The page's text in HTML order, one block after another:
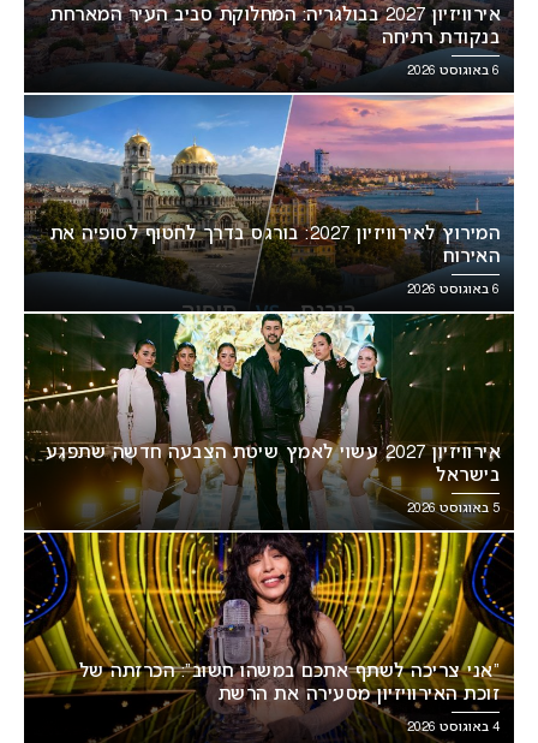
אירוויזיון 2027 בבולגריה: המחלוקת סביב העיר המארחת
בנקודת רתיחה
6 באוגוסט 2026
המירוץ לאירוויזיון 2027: בורגס בדרך לחטוף לסופיה את
האירוח
6 באוגוסט 2026
אירוויזיון 2027 עשוי לאמץ שיטת הצבעה חדשה שתפגע
בישראל
5 באוגוסט 2026
“אני צריכה לשתף אתכם במשהו חשוב”: הכרזתה של
זוכת האירוויזיון מסעירה את הרשת
4 באוגוסט 2026